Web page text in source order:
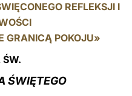
REFLEKSJI I
GRANICĄ POKOJU»
ŚWIĘTEGO